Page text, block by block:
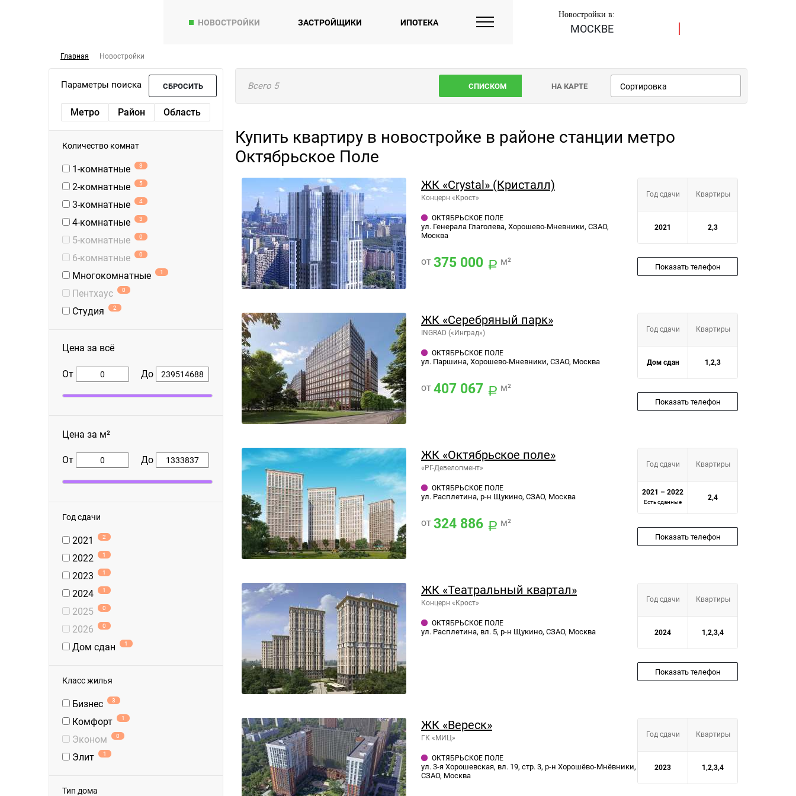
НОВОСТРОЙКИ ЗАСТРОЙЩИКИ ИПОТЕКА
Новостройки в:
МОСКВЕ
Главная Новостройки
Параметры поиска СБРОСИТЬ
Метро Район Область
Количество комнат
1-комнатные 3
2-комнатные 5
3-комнатные 4
4-комнатные 3
5-комнатные 0
6-комнатные 0
Многокомнатные 1
Пентхаус 0
Студия 2
Цена за всё
От До
Цена за м²
От До
Год сдачи
2021 2
2022 1
2023 1
2024 1
2025 0
2026 0
Дом сдан 1
Класс жилья
Бизнес 3
Комфорт 1
Эконом 0
Элит 1
Тип дома
Всего 5 Сортировка
НА КАРТЕ
СПИСКОМ
Купить квартиру в новостройке в районе станции метро
Октябрьское Поле
ЖК «Crystal» (Кристалл)
Концерн «Крост»
ОКТЯБРЬСКОЕ ПОЛЕ
ул. Генерала Глаголева, Хорошево-Мневники, СЗАО,
Москва
от 375 000 м²
Год сдачи Квартиры
2021 2,3
Показать телефон
ЖК «Серебряный парк»
INGRAD («Инград»)
ОКТЯБРЬСКОЕ ПОЛЕ
ул. Паршина, Хорошево-Мневники, СЗАО, Москва
от 407 067 м²
Год сдачи Квартиры
Дом сдан 1,2,3
Показать телефон
ЖК «Октябрьское поле»
«РГ-Девелопмент»
ОКТЯБРЬСКОЕ ПОЛЕ
ул. Расплетина, р-н Щукино, СЗАО, Москва
от 324 886 м²
Год сдачи Квартиры
2021 – 2022
Есть сданные
2,4
Показать телефон
ЖК «Театральный квартал»
Концерн «Крост»
ОКТЯБРЬСКОЕ ПОЛЕ
ул. Расплетина, вл. 5, р-н Щукино, СЗАО, Москва
Год сдачи Квартиры
2024 1,2,3,4
Показать телефон
ЖК «Вереск»
ГК «МИЦ»
ОКТЯБРЬСКОЕ ПОЛЕ
ул. 3-я Хорошевская, вл. 19, стр. 3, р-н Хорошёво-Мнёвники,
СЗАО, Москва
Год сдачи Квартиры
2023 1,2,3,4